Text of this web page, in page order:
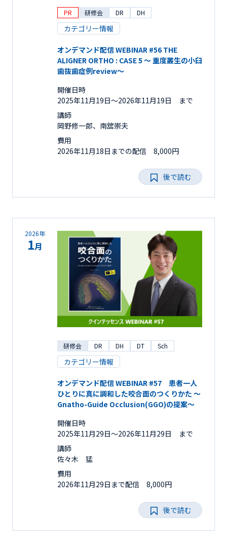
PR 研修会 DR DH
カテゴリー情報
オンデマンド配信 WEBINAR #56 THE
ALIGNER ORTHO : CASE 5 ～ 重度叢生の小臼
歯抜歯症例review～
開催日時
2025年11月19日〜2026年11月19日 まで
講師
岡野修一郎、南舘崇夫
費用
2026年11月18日までの配信 8,000円
後で読む
2026年
1月
研修会 DR DH DT Sch
カテゴリー情報
オンデマンド配信 WEBINAR #57 患者一人
ひとりに真に調和した咬合面のつくりかた ～
Gnatho-Guide Occlusion(GGO)の提案～
開催日時
2025年11月29日〜2026年11月29日 まで
講師
佐々木 猛
費用
2026年11月29日まで配信 8,000円
後で読む